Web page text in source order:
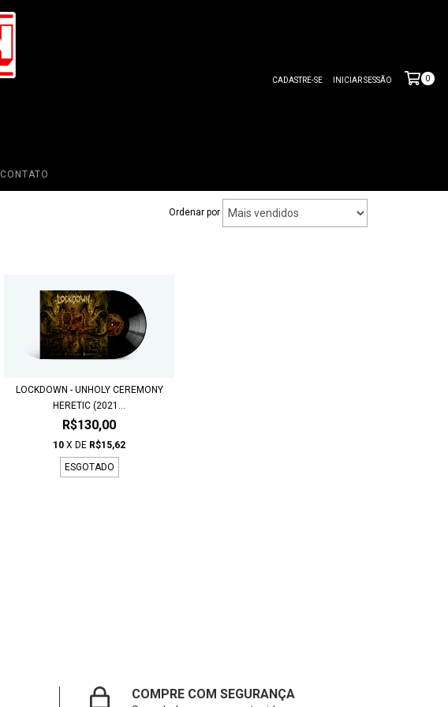
CADASTRE-SE INICIAR SESSÃO 0
CONTATO
Ordenar por
LOCKDOWN - UNHOLY CEREMONY
HERETIC (2021...
R$130,00
10 X DE R$15,62
ESGOTADO
COMPRE COM SEGURANÇA